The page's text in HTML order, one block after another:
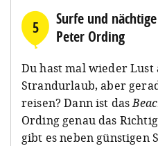
5
Surfe und
Peter Ording
Du hast mal wieder
Strandurlaub, aber
reisen? Dann ist das
Ording genau das
gibt es neben günstigen